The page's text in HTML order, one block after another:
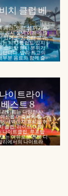
치 클럽 베
해안, 인근 섬 여기저
원시 절벽 아래에 많
있어요. 지중해 분위
는 비치 클럽도 있지
소박한 현지 분위기
답니다. 발리 최고의
부분 음료와 함께 즐
이트라이
스트 8
이프는 다양한 사
산을 만족시켜 줘
새벽까지 휴식을 취
클럽, 라이브 DJ와
나이트클럽, 루프탑
는 여유로운 선셋 디
리에서의 나이트라